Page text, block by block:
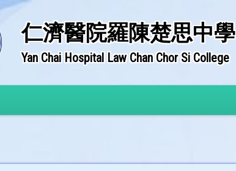
仁濟醫院羅陳楚思中學
Yan Chai Hospital Law Chan Chor Si College